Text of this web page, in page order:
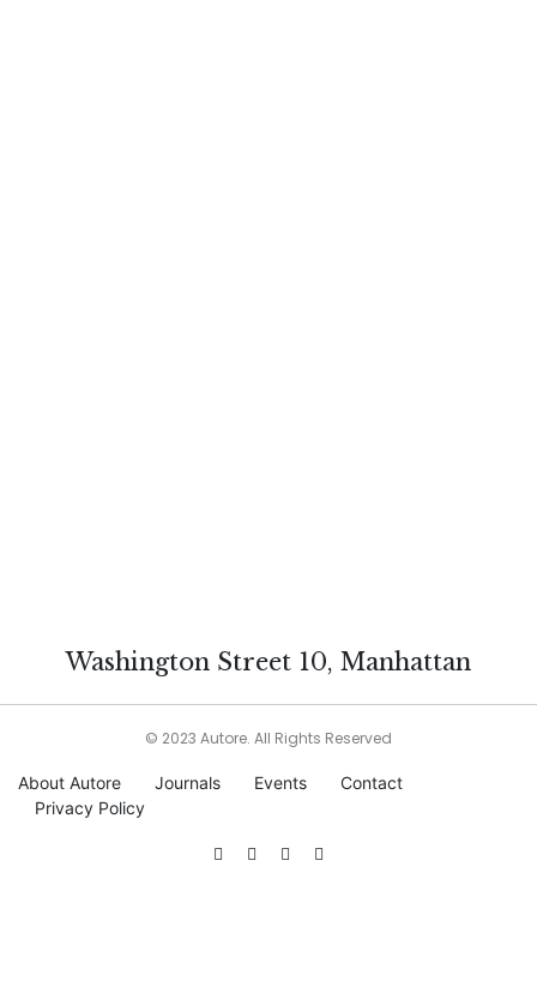
Washington Street 10, Manhattan
© 2023 Autore. All Rights Reserved
About Autore Journals Events
Contact
Privacy Policy